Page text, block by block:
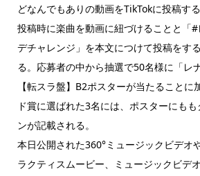
どなんでもありの動画をTikTokに投稿す
投稿時に楽曲を動画に紐づけることと「
デチャレンジ」を本文につけて投稿をす
る。応募者の中から抽選で50名様に「レ
【転スラ盤】B2ポスターが当たることに
ド賞に選ばれた3名には、ポスターにも
ンが記載される。
本日公開された360°ミュージックビデオ
ラクティスムービー、ミュージックビデ